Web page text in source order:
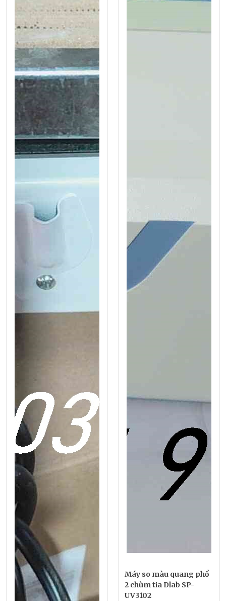
Máy so màu quang phổ
2 chùm tia Dlab SP-
UV3102